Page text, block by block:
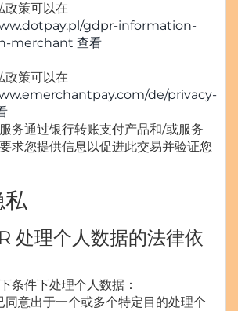
政策可以在
gdpr-information-
merchant 查看
政策可以在
de/privacy-
务通过银行转账支付产品和/或服务
求您提供信息以促进此交易并验证您
处理个人数据的法律依
条件下处理个人数据：
同意出于一个或多个特定目的处理个